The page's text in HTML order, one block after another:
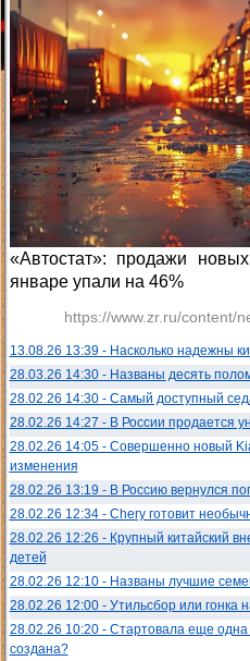
«Автостат»: продажи
январе упали на 46%
https://www.zr.ru/content/
13.08.26 13:39 - Насколько надежны
28.03.26 14:30 - Названы десять
28.02.26 14:30 - Самый доступный
28.02.26 14:27 - В России продается
28.02.26 14:05 - Совершенно новый
изменения
28.02.26 13:19 - В Россию вернулся
28.02.26 12:34 - Chery готовит
28.02.26 12:26 - Крупный китайский
детей
28.02.26 12:10 - Названы лучшие
28.02.26 12:00 - Утильсбор или
28.02.26 10:20 - Стартовала еще
создана?